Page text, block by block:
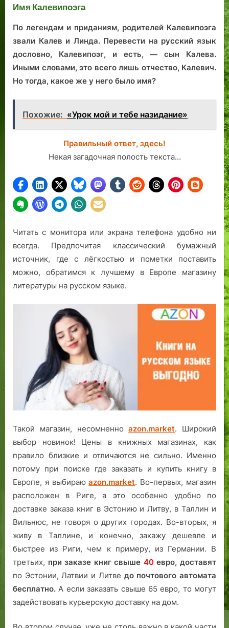
принимал
Имя Калевипоэга
По легендам и приданиям, родителей Калевипоэга
звали Калев и Линда. Перевести на русский язык
дословно, Калевипоэг, и есть, — сын Калева.
Иными словами, это всего лишь отчество, Калевич.
Но тогда, какое же у него было имя?
Похожие: «Урок мой и тебе назидание»
Правильный ответ, здесь!
Некая загадочная полость текста…
Читать с монитора или экрана телефона удобно ни
всегда. Предпочитая классический бумажный
источник, где с лёгкостью и пометки поставить
можно, обратимся к лучшему в Европе магазину
литературы на русском языке.
Такой магазин, несомненноazon.market. Широкий
выбор новинок! Цены в книжных магазинах, как
правило близкие и отличаются не сильно. Именно
потому при поиске где заказать и купить книгу в
Европе, я выбираюazon.market. Во-первых, магазин
расположен в Риге, а это особенно удобно по
доставке заказа книг в Эстонию и Литву, в Таллин и
Вильнюс, не говоря о других городах. Во-вторых, я
живу в Таллине, и конечно, закажу дешевле и
быстрее из Риги, чем к примеру, из Германии. В
третьих, при заказе книг свыше 40евро, доставят
по Эстонии, Латвии и Литве до почтового автомата
бесплатно. А если заказать свыше 65 евро, то могут
задействовать курьерскую доставку на дом.